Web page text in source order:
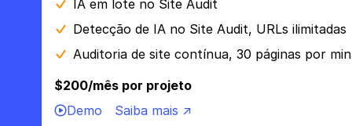
IA em lote no Site Audit
Detecção de IA no Site Audit, URLs ilimitadas
Auditoria de site contínua, 30 páginas por
$200/mês por projeto
Demo
Saiba mais ↗